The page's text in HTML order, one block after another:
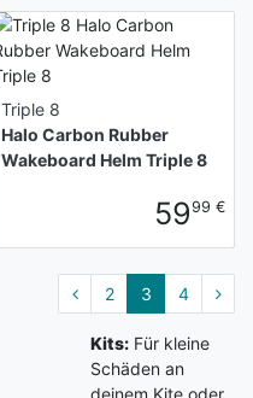
Triple 8
Halo Carbon Rubber
Wakeboard Helm Triple 8
5999 €
2 3 4
Kits:Für kleine
Schäden an
deinem Kite oder